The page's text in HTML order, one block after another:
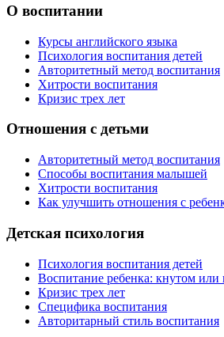
О воспитании
Курсы английского языка
Психология воспитания детей
Авторитетный метод воспитания
Хитрости воспитания
Кризис трех лет
Отношения с детьми
Авторитетный метод воспитания
Способы воспитания малышей
Хитрости воспитания
Как улучшить отношения с
Детская психология
Психология воспитания детей
Воспитание ребенка: кнутом или
Кризис трех лет
Специфика воспитания
Авторитарный стиль воспитания